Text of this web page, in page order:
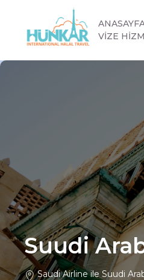
VİZE
Suudi
Saudi Airline ile Suudi